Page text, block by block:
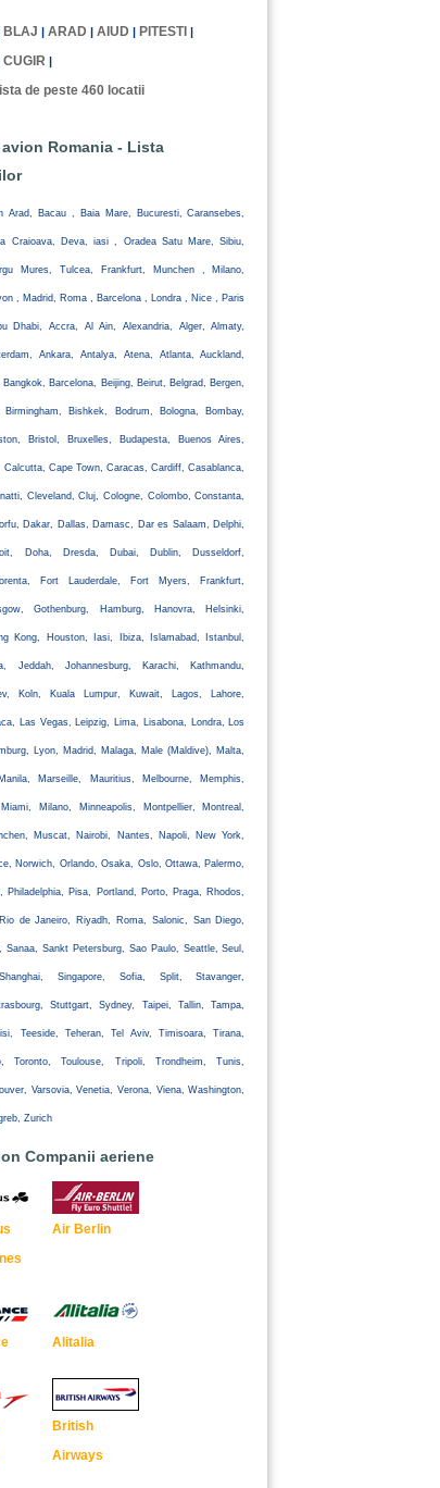
BLAJ |ARAD |AIUD | PITESTI |
CUGIR |
de peste 460 locatii
Romania - Lista
Arad, Bacau , Baia Mare, Bucuresti, Caransebes,
Craioava, Deva, iasi , Oradea Satu Mare, Sibiu,
Mures, Tulcea, Frankfurt, Munchen , Milano,
, Madrid, Roma , Barcelona , Londra , Nice , Paris
Dhabi, Accra, Al Ain, Alexandria, Alger, Almaty,
Ankara, Antalya, Atena, Atlanta, Auckland,
Barcelona, Beijing, Beirut, Belgrad, Bergen,
Birmingham, Bishkek, Bodrum, Bologna, Bombay,
Bristol, Bruxelles, Budapesta, Buenos Aires,
Calcutta, Cape Town, Caracas, Cardiff, Casablanca,
Cleveland, Cluj, Cologne, Colombo, Constanta,
Dakar, Dallas, Damasc, Dar es Salaam, Delphi,
Doha, Dresda, Dubai, Dublin, Dusseldorf,
Fort Lauderdale, Fort Myers, Frankfurt,
Gothenburg, Hamburg, Hanovra, Helsinki,
Kong, Houston, Iasi, Ibiza, Islamabad, Istanbul,
Jeddah, Johannesburg, Karachi, Kathmandu,
Koln, Kuala Lumpur, Kuwait, Lagos, Lahore,
Las Vegas, Leipzig, Lima, Lisabona, Londra, Los
Lyon, Madrid, Malaga, Male (Maldive), Malta,
Marseille, Mauritius, Melbourne, Memphis,
Milano, Minneapolis, Montpellier, Montreal,
Muscat, Nairobi, Nantes, Napoli, New York,
Norwich, Orlando, Osaka, Oslo, Ottawa, Palermo,
Philadelphia, Pisa, Portland, Porto, Praga, Rhodos,
de Janeiro, Riyadh, Roma, Salonic, San Diego,
Sanaa, Sankt Petersburg, Sao Paulo, Seattle, Seul,
Singapore, Sofia, Split, Stavanger,
Stuttgart, Sydney, Taipei, Tallin, Tampa,
Teeside, Teheran, Tel Aviv, Timisoara, Tirana,
Toronto, Toulouse, Tripoli, Trondheim, Tunis,
Varsovia, Venetia, Verona, Viena, Washington,
Zurich
Companii aeriene
Air Berlin
Alitalia
British
Airways